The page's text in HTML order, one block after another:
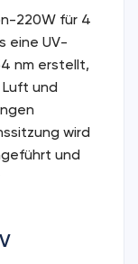
220W für 4
eine UV-
nm erstellt,
und
wird
und